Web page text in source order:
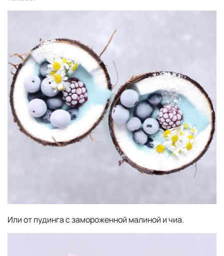
Или от пудинга с замороженной малиной и чиа.